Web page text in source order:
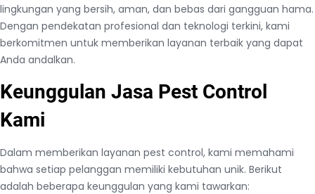
lingkungan yang bersih, aman, dan bebas dari gangguan hama.
Dengan pendekatan profesional dan teknologi terkini, kami
berkomitmen untuk memberikan layanan terbaik yang dapat
Anda andalkan.
Keunggulan Jasa Pest Control
Kami
Dalam memberikan layanan pest control, kami memahami
bahwa setiap pelanggan memiliki kebutuhan unik. Berikut
adalah beberapa keunggulan yang kami tawarkan: